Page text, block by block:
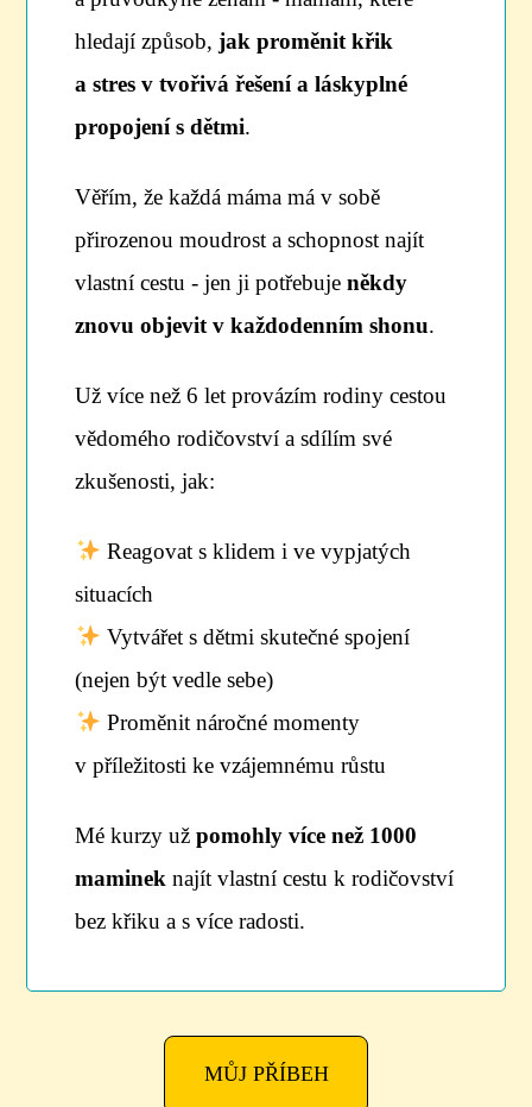
hledají způsob,jak proměnit křik
a stres v tvořivá řešení a láskyplné
propojení s dětmi.
Věřím, že každá máma má v sobě
přirozenou moudrost a schopnost najít
vlastní cestu - jen ji potřebujeněkdy
znovu objevit v každodenním shonu.
Už více než 6 let provázím rodiny cestou
vědomého rodičovství a sdílím své
zkušenosti, jak:
Reagovat s klidem i ve vypjatých
situacích
Vytvářet s dětmi skutečné spojení
(nejen být vedle sebe)
Proměnit náročné momenty
v příležitosti ke vzájemnému růstu
Mé kurzy užpomohly více než 1000
maminek najít vlastní cestu k rodičovství
bez křiku a s více radosti.
MŮJ PŘÍBEH